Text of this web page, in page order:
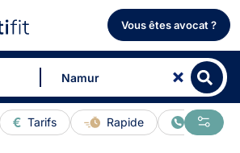
Vous êtes avocat ?
Tarifs Rapide En ligne